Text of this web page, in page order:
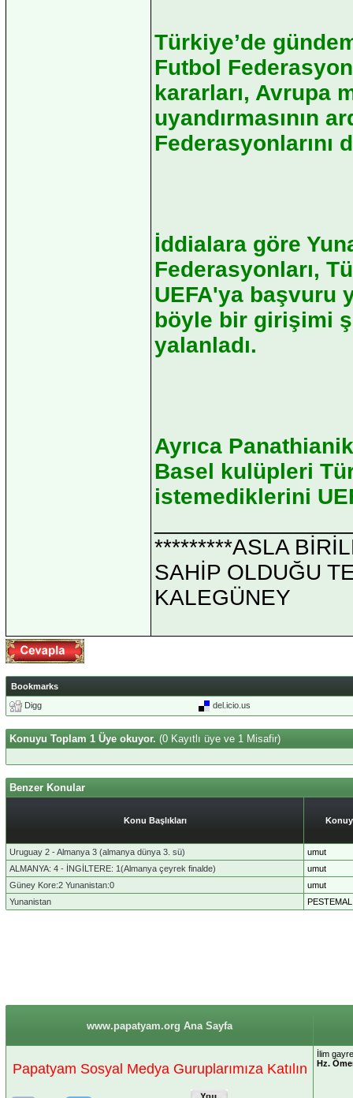
Türkiye’de
Futbol
kararları, Avrupa
uyandırmasının
Federasyonlarını
İddialara göre
Federasyonları,
UEFA'ya başvuru
böyle bir girişimi
yalanladı.
Ayrıca
Basel kulüpleri
istemediklerini
*********ASLA
SAHİP OLDUĞU
KALEGÜNEY
Bookmarks
Digg
del.icio.us
Konuyu Toplam 1 Üye okuyor. (0 Kayıtlı üye ve 1 Misafir)
Benzer Konular
Konu Başlıkları
Uruguay 2 - Almanya 3‎ (almanya dünya 3. sü)
umut
ALMANYA: 4 - İNGİLTERE: 1(Almanya çeyrek finalde)
umut
Güney Kore:2 Yunanistan:0‎
umut
Yunanistan
PESTEMAL
www.papatyam.org Ana Sayfa
Papatyam Sosyal Medya Guruplarımıza Katılın
İlim
Hz.